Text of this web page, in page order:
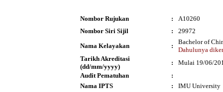
Nombor Rujukan :
A10260
Nombor Siri Sijil
:
29972
Nama Kelayakan
:
Bachelor of
Dahulunya
Tarikh Akreditasi
(dd/mm/yyyy)
:
Mulai 19/06/
Audit Pematuhan
:
Nama IPTS
:
IMU University